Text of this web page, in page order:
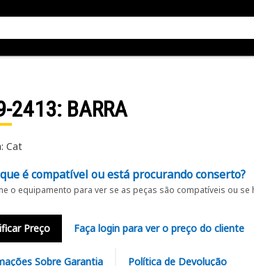
2413: BARRA
Cat
é compatível ou está procurando conserto?
o equipamento para ver se as peças são compatíveis ou
Preço Faça login para ver o preço do cliente
Sobre Garantia Política de Devolução